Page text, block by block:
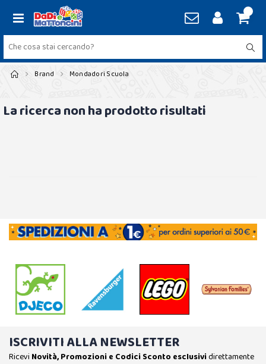
Brand Mondadori Scuola
La ricerca non ha prodotto risultati
ISCRIVITI ALLA NEWSLETTER
Ricevi Novità, Promozioni e Codici Sconto esclusividirettamente